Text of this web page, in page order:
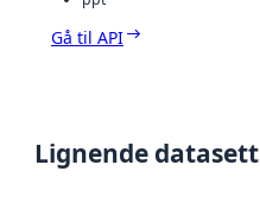
Gå til API
Lignende datasett